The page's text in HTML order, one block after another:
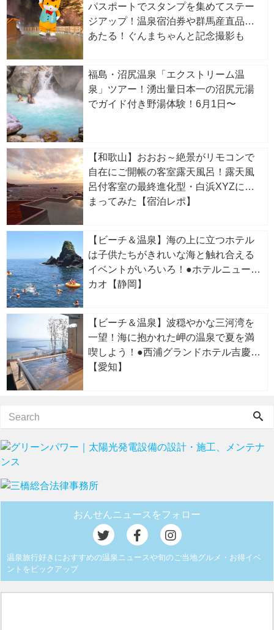
パスポートでスタンプを集めてステー
ジアップ！温泉宿泊券や群馬産直品が
あたる！ぐんまちゃんと記念撮影も
福島・沼尻温泉「エクストリーム温
泉」ツアー！湧出量日本一の沼尻元湯
でガイド付き野湯体験！6月1日〜
【和歌山】おおお～絶景がリモコンで
自在にご開帳の客室露天風呂！露天風
呂付客室の最終進化型・白浜XYZに泊
まってみた【宿泊レポ】
【ビーチ＆温泉】海の上に立つホテル
は子供たちがきれいな海と触れ合える
イベントがいろいろ！●ホテルニューア
カオ【静岡】
【ビーチ＆温泉】波穏やかな三河湾を
一望！海に抱かれた岬の温泉で夏を満
喫しよう！●西浦グランドホテル吉慶
【愛知】
おんせんニュースをフォロー
温泉旅行好きにおすすめの温泉ニュースや旬のご当地グルメ・お得イベ
ントをピックアップ